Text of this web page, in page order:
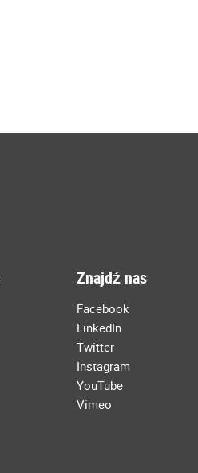
Znajdź nas
Facebook
LinkedIn
Twitter
Instagram
YouTube
Vimeo